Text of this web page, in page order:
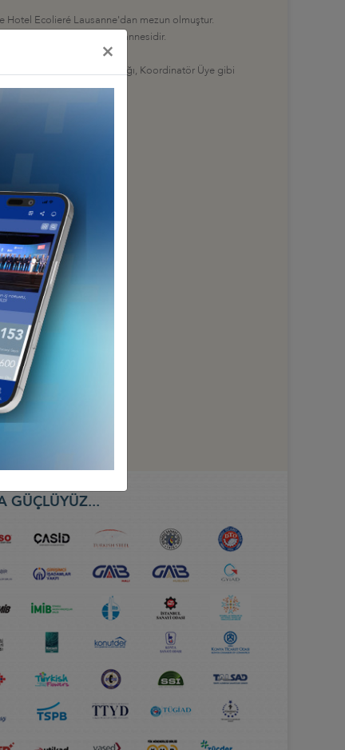
Hotel Ecolieré Lausanne'dan mezun olmuştur.
bilen Narin, 2 çocuk annesidir.
Sorumlusu olmuştur.
Kurulu Başkan Yardımcılığı, Koordinatör Üye gibi
GÜÇLÜYÜZ...
×